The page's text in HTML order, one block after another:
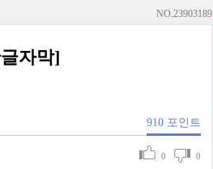
NO.23903189
자막]
910 포인트
0 0